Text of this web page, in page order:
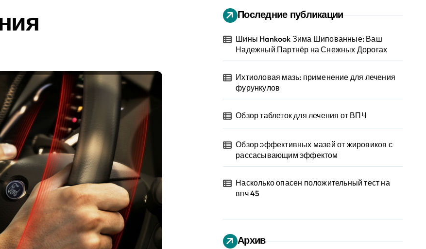
Последние публикации
Шины Hankook Зима Шипованные: Ваш
Надежный Партнёр на Снежных Дорогах
Ихтиоловая мазь: применение для лечения
фурункулов
Обзор таблеток для лечения от ВПЧ
Обзор эффективных мазей от жировиков с
рассасывающим эффектом
Насколько опасен положительный тест на
впч 45
Архив